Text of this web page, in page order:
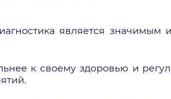
является
к своему здоровью и